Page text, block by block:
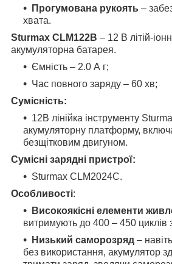
Прогумована рукоять –
хвата.
Sturmax CLM122B – 12 В літій-
акумуляторна батарея.
Ємність – 2.0 А г;
Час повного заряду – 60 хв;
Сумісність:
12В лінійка інструменту
акумуляторну платформу,
безщітковим двигуном.
Сумісні зарядні пристрої:
Sturmax CLM2024C.
Особливості:
Високоякісні елементи
витримують до 400 – 450 циклів
Низький саморозряд –
без використання, акумулятор